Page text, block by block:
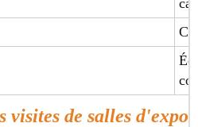
visites de salles